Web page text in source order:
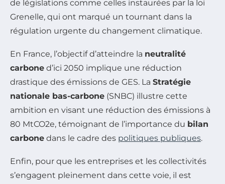
de législations comme celles instaurées par la loi
Grenelle, qui ont marqué un tournant dans la
régulation urgente du changement climatique.
En France, l’objectif d’atteindre la neutralité
carbone d’ici 2050 implique une réduction
drastique des émissions de GES. La Stratégie
nationale bas-carbone (SNBC) illustre cette
ambition en visant une réduction des émissions à
80 MtCO2e, témoignant de l’importance du bilan
carbone dans le cadre des politiques publiques.
Enfin, pour que les entreprises et les collectivités
s’engagent pleinement dans cette voie, il est